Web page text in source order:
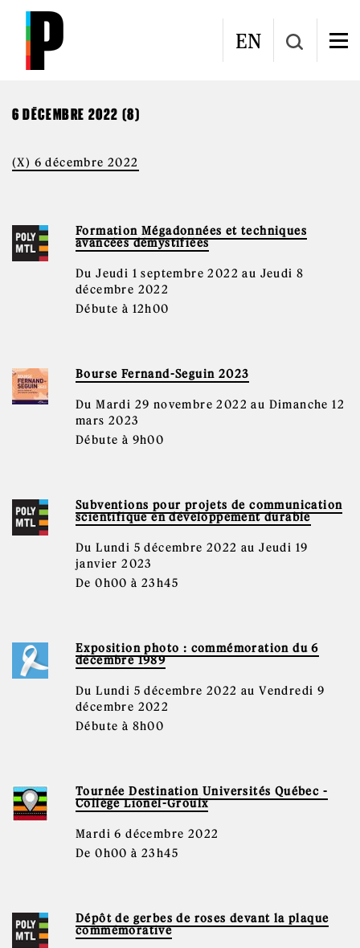
Aller au contenu principal
EN
CALENDRIER
6 DÉCEMBRE 2022 (8)
(X) 6 décembre 2022
Formation Mégadonnées et techniques
avancées démystifiées
Du Jeudi 1 septembre 2022 au Jeudi 8
décembre 2022
Débute à 12h00
Bourse Fernand-Seguin 2023
Du Mardi 29 novembre 2022 au Dimanche 12
mars 2023
Débute à 9h00
Subventions pour projets de communication
scientifique en développement durable
Du Lundi 5 décembre 2022 au Jeudi 19
janvier 2023
De 0h00 à 23h45
Exposition photo : commémoration du 6
décembre 1989
Du Lundi 5 décembre 2022 au Vendredi 9
décembre 2022
Débute à 8h00
Tournée Destination Universités Québec -
Collège Lionel-Groulx
Mardi 6 décembre 2022
De 0h00 à 23h45
Dépôt de gerbes de roses devant la plaque
commémorative